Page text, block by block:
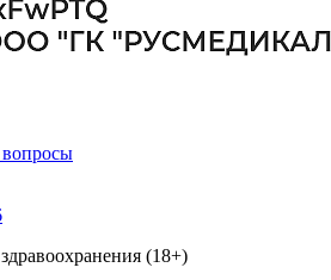
вопросы
(18+)